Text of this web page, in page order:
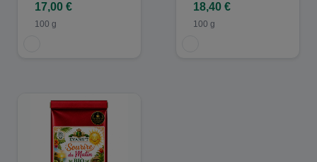
17,00 €
100 g
18,40 €
100 g